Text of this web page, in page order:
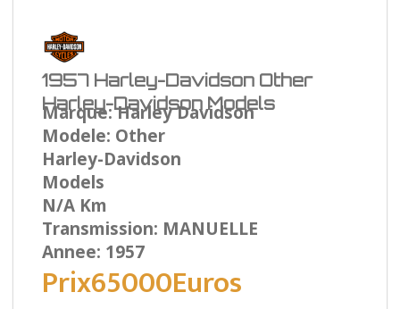
1957 Harley-Davidson Other
Harley-Davidson Models
Marque: Harley Davidson
Modele: Other
Harley-Davidson
Models
N/A Km
Transmission: MANUELLE
Annee: 1957
Prix65000Euros